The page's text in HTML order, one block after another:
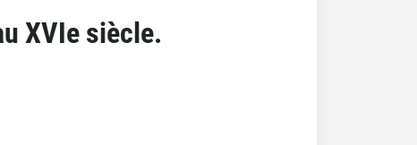
XVIe siècle.